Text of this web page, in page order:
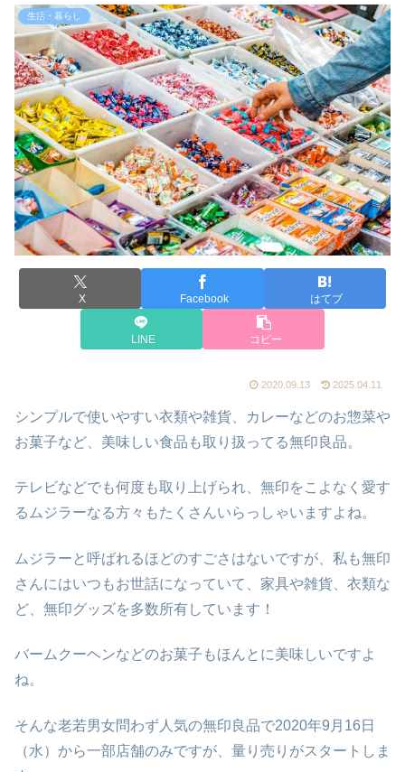
生活・暮らし
X Facebook はてブ
LINE コピー
2020.09.13 2025.04.11
シンプルで使いやすい衣類や雑貨、カレーなどのお惣菜や
お菓子など、美味しい食品も取り扱ってる無印良品。
テレビなどでも何度も取り上げられ、無印をこよなく愛す
るムジラーなる方々もたくさんいらっしゃいますよね。
ムジラーと呼ばれるほどのすごさはないですが、私も無印
さんにはいつもお世話になっていて、家具や雑貨、衣類な
ど、無印グッズを多数所有しています！
バームクーヘンなどのお菓子もほんとに美味しいですよ
ね。
そんな老若男女問わず人気の無印良品で2020年9月16日
（水）から一部店舗のみですが、量り売りがスタートしま